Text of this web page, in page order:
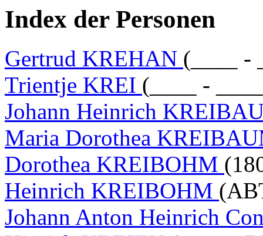
Index der Personen
Gertrud KREHAN (____ -
Trientje KREI (____ -
Johann Heinrich
Maria Dorothea
Dorothea KREIBOHM
Heinrich KREIBOHM
Johann Anton Heinrich